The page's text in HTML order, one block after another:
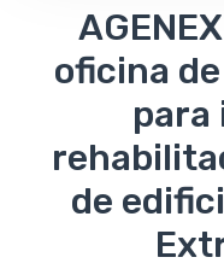
oficina
para
de